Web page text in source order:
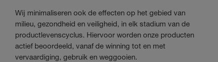
Wij minimaliseren ook de effecten op het gebied van
milieu, gezondheid en veiligheid, in elk stadium van de
productlevenscyclus. Hiervoor worden onze producten
actief beoordeeld, vanaf de winning tot en met
vervaardiging, gebruik en weggooien.